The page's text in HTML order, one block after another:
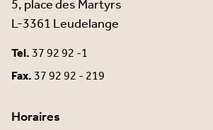
5, place des Martyrs
L-3361 Leudelange
Tel.37 92 92 -1
Fax.37 92 92 - 219
Horaires